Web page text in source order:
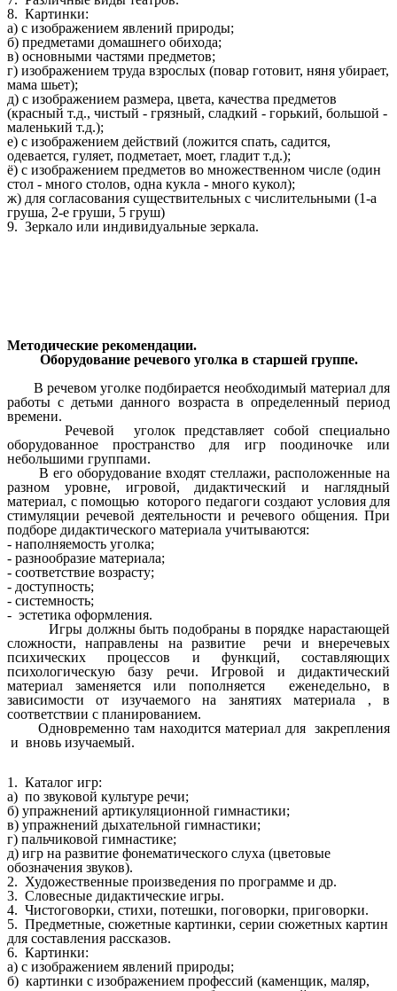
8. Картинки:
а) с изображением явлений природы;
б) предметами домашнего обихода;
в) основными частями предметов;
г) изображением труда взрослых (повар готовит, няня убирает,
мама шьет);
д) с изображением размера, цвета, качества предметов
(красный т.д., чистый - грязный, сладкий - горький, большой -
маленький т.д.);
е) с изображением действий (ложится спать, садится,
одевается, гуляет, подметает, моет, гладит т.д.);
ё) с изображением предметов во множественном числе (один
стол - много столов, одна кукла - много кукол);
ж) для согласования существительных с числительными (1-а
груша, 2-е груши, 5 груш)
9. Зеркало или индивидуальные зеркала.
Методические рекомендации.
Оборудование речевого уголка в старшей группе.
В речевом уголке подбирается необходимый материал для
работы с детьми данного возраста в определенный период
времени.
Речевой уголок представляет собой специально
оборудованное пространство для игр поодиночке или
небольшими группами.
В его оборудование входят стеллажи, расположенные на
разном уровне, игровой, дидактический и наглядный
материал, с помощью которого педагоги создают условия для
стимуляции речевой деятельности и речевого общения. При
подборе дидактического материала учитываются:
- наполняемость уголка;
- разнообразие материала;
- соответствие возрасту;
- доступность;
- системность;
- эстетика оформления.
Игры должны быть подобраны в порядке нарастающей
сложности, направлены на развитие речи и внеречевых
психических процессов и функций, составляющих
психологическую базу речи. Игровой и дидактический
материал заменяется или пополняется еженедельно, в
зависимости от изучаемого на занятиях материала , в
соответствии с планированием.
Одновременно там находится материал для закрепления
и вновь изучаемый.
1. Каталог игр:
а) по звуковой культуре речи;
б) упражнений артикуляционной гимнастики;
в) упражнений дыхательной гимнастики;
г) пальчиковой гимнастике;
д) игр на развитие фонематического слуха (цветовые
обозначения звуков).
2. Художественные произведения по программе и др.
3. Словесные дидактические игры.
4. Чистоговорки, стихи, потешки, поговорки, приговорки.
5. Предметные, сюжетные картинки, серии сюжетных картин
для составления рассказов.
6. Картинки:
а) с изображением явлений природы;
б) картинки с изображением профессий (каменщик, маляр,